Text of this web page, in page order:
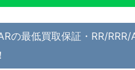
の最低買取保証・RR/